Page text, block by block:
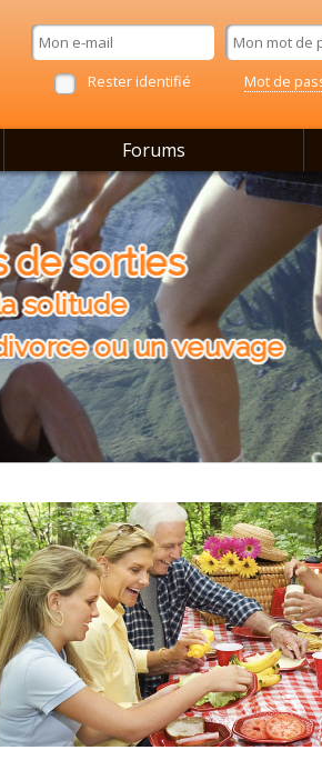
Rester identifié Mot de
Forums
sorties
ou un veuvage